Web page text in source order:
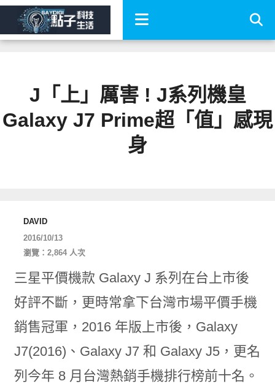
J「上」厲害 ! J系列機皇
Galaxy J7 Prime超「值」感現
身
DAVID
2016/10/13
瀏覽：2,864 人次
三星平價機款 Galaxy J 系列在台上市後
好評不斷，更時常拿下台灣市場平價手機
銷售冠軍，2016 年版上市後，Galaxy
J7(2016)、 Galaxy J7 和 Galaxy J5，更名
列今年 8 月台灣熱銷手機排行榜前十名。